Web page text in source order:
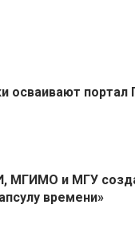
осваивают портал
МГИМО и МГУ
времени»